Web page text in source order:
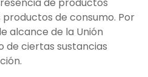
de productos
de consumo. Por
alcance de la Unión
de ciertas sustancias